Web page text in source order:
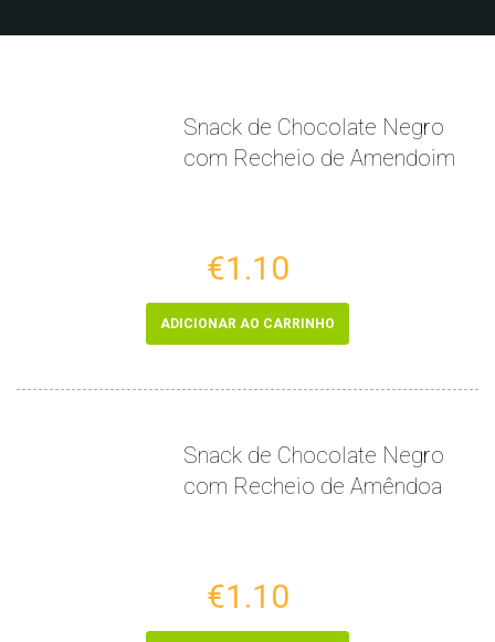
Snack de Chocolate Negro
com Recheio de Amendoim
€1.10
ADICIONAR AO CARRINHO
Snack de Chocolate Negro
com Recheio de Amêndoa
€1.10